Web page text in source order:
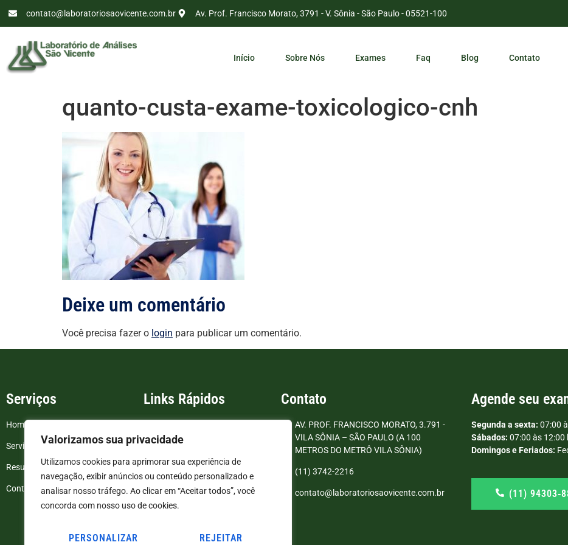
Valorizamos sua privacidade
Utilizamos cookies para aprimorar sua experiência de
navegação, exibir anúncios ou conteúdo personalizado e
analisar nosso tráfego. Ao clicar em “Aceitar todos”, você
concorda com nosso uso de cookies.
PERSONALIZAR REJEITAR
contato@laboratoriosaovicente.com.br Av. Prof. Francisco Morato, 3791 - V. Sônia - São Paulo - 05521-100
Início Sobre Nós Exames Faq Blog Contato
quanto-custa-exame-toxicologico-cnh
Deixe um comentário
Você precisa fazer o login para publicar um comentário.
Serviços
Home
Serviços
Resultados de exames
Contato
Links Rápidos
Blog
Politica de Privacidade
Termos e Condições
Contato
AV. PROF. FRANCISCO MORATO, 3.791 -
VILA SÔNIA – SÃO PAULO (A 100
METROS DO METRÔ VILA SÔNIA)
(11) 3742-2216
contato@laboratoriosaovicente.com.br
Agende seu
Segunda a sexta: 07:00
Sábados: 07:00 às 12:00
Domingos e Feriados:
(11)